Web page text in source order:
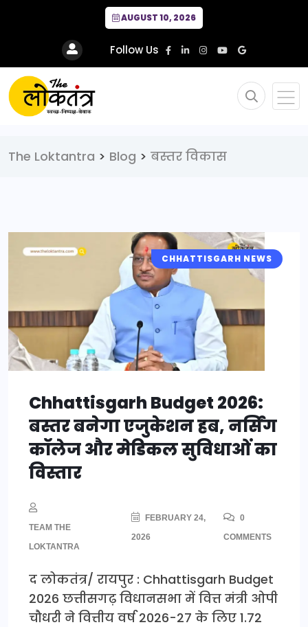
AUGUST 10, 2026
Follow Us
The Loktantra > Blog > बस्तर विकास
CHHATTISGARH NEWS
Chhattisgarh Budget 2026:
बस्तर बनेगा एजुकेशन हब, नर्सिंग
कॉलेज और मेडिकल सुविधाओं का
विस्तार
TEAM THE
LOKTANTRA
FEBRUARY 24,
2026
0
COMMENTS
द लोकतंत्र/ रायपुर : Chhattisgarh Budget
2026 छत्तीसगढ़ विधानसभा में वित्त मंत्री ओपी
चौधरी ने वित्तीय वर्ष 2026-27 के लिए 1.72